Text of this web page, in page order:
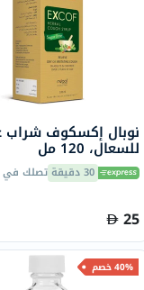
نوبال إكسكوف
للسعال، 120 مل
30 دقيقة تصلك في
25
40% خصم